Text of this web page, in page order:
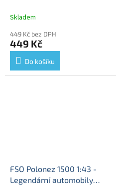
modelem #126
auta
Skladem
449 Kč bez DPH
449 Kč
Do košíku
FSO Polonez 1500 1:43 -
Legendární automobily